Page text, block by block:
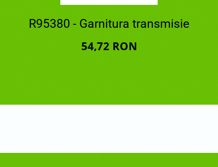
R95380 - Garnitura transmisie
54,72 RON